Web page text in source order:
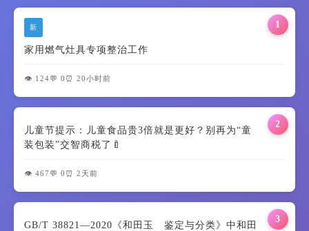
1
新
家用燃气灶具专项整治工作
👁️ 124💬 0 ⏰ 20小时前
2
儿童节提示：儿童食品贵3倍就是更好？别再为“童
装包装”交智商税了🍼
👁️ 467 💬 0 ⏰ 2天前
3
GB/T 38821—2020《和田玉 鉴定与分类》中和田